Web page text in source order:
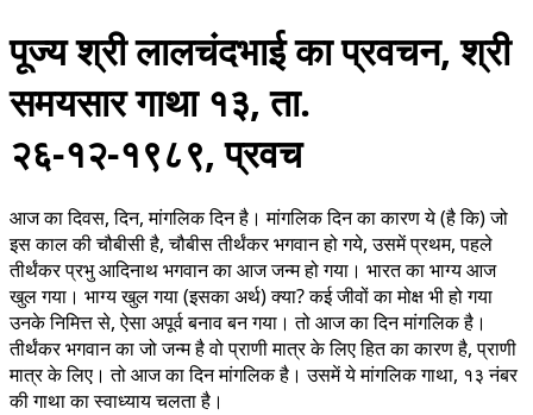
पूज्य श्री लालचंदभाई का प्रवचन, श्री
समयसार गाथा १३, ता.
२६-१२-१९८९, प्रवच
आज का दिवस, दिन, मांगलिक दिन है। मांगलिक दिन का कारण ये (है कि) जो
इस काल की चौबीसी है, चौबीस तीर्थंकर भगवान हो गये, उसमें प्रथम, पहले
तीर्थंकर प्रभु आदिनाथ भगवान का आज जन्म हो गया। भारत का भाग्य आज
खुल गया। भाग्य खुल गया (इसका अर्थ) क्या? कई जीवों का मोक्ष भी हो गया
उनके निमित्त से, ऐसा अपूर्व बनाव बन गया। तो आज का दिन मांगलिक है।
तीर्थंकर भगवान का जो जन्म है वो प्राणी मात्र के लिए हित का कारण है, प्राणी
मात्र के लिए। तो आज का दिन मांगलिक है। उसमें ये मांगलिक गाथा, १३ नंबर
की गाथा का स्वाध्याय चलता है।